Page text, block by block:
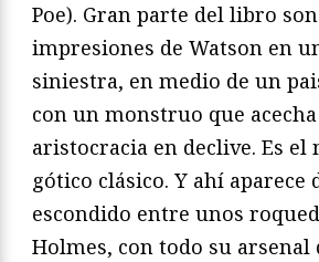
Poe). Gran parte del libro
impresiones de Watson en
siniestra, en medio de un
con un monstruo que
aristocracia en declive. Es el
gótico clásico. Y ahí aparece
escondido entre unos
Holmes, con todo su arsenal